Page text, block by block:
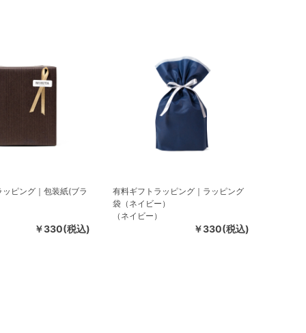
ピング｜包装紙(ブラ
￥330(税込)
有料ギフトラッピング｜ラッピング
袋（ネイビー）
（ネイビー）
￥330(税込)